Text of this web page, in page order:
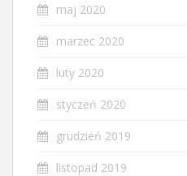
maj 2020
marzec 2020
luty 2020
styczeń 2020
grudzień 2019
listopad 2019